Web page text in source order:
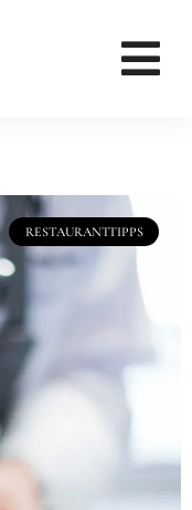
RESTAURANTTIPPS